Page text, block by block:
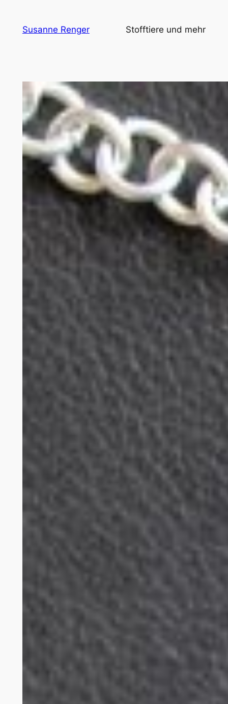
Inhalt
springen
Susanne Renger Stofftiere und mehr